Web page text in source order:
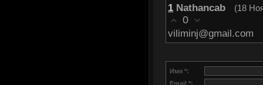
1 Nathancab (18
0
viliminj@gmail.com
Имя *:
Email *: